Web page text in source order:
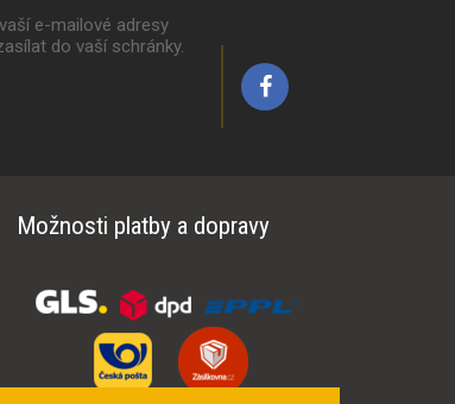
e-mailové adresy
do vaší schránky.
Možnosti platby a dopravy